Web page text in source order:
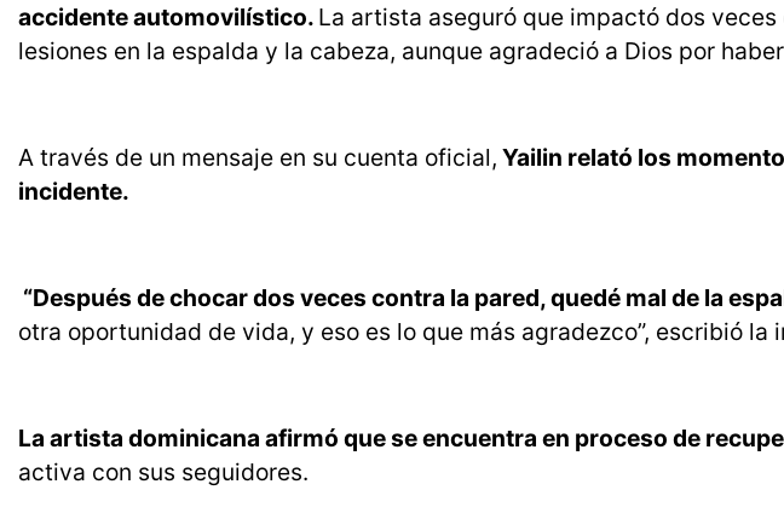
accidente automovilístico. La artista aseguró que impactó dos
lesiones en la espalda y la cabeza, aunque agradeció a Dios por
A través de un mensaje en su cuenta oficial, Yailin relató los
incidente.
“Después de chocar dos veces contra la pared, quedé mal de la
otra oportunidad de vida, y eso es lo que más agradezco”, escribió la
La artista dominicana afirmó que se encuentra en proceso de
activa con sus seguidores.